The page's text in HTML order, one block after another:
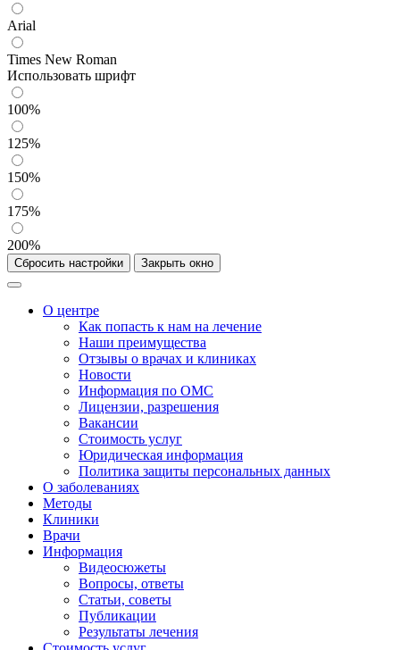
Arial
Times New Roman
Использовать шрифт
100%
125%
150%
175%
200%
Сбросить настройки Закрыть окно
О центре
Как попасть к нам на лечение
Наши преимущества
Отзывы о врачах и клиниках
Новости
Информация по ОМС
Лицензии, разрешения
Вакансии
Стоимость услуг
Юридическая информация
Политика защиты персональных данных
О заболеваниях
Методы
Клиники
Врачи
Информация
Видеосюжеты
Вопросы, ответы
Статьи, советы
Публикации
Результаты лечения